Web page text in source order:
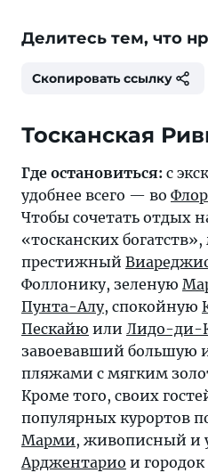
Делитесь тем, что
Скопировать ссылку
Тосканская
Где остановиться: с
удобнее всего — во
Чтобы сочетать отдых
«тосканских
престижный
Фоллонику, зеленую
Пунта-Алу, спокойную
Пескайю или Лидо-ди-
завоевавший большую
пляжами с мягким
Кроме того, своих
популярных курортов
Марми, живописный и
Арджентарио и городок